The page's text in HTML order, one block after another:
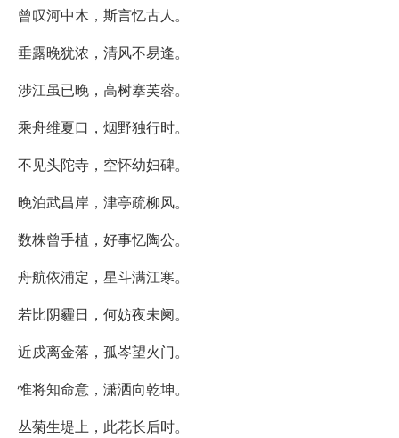
曾叹河中木，斯言忆古人。
垂露晚犹浓，清风不易逢。
涉江虽已晚，高树搴芙蓉。
乘舟维夏口，烟野独行时。
不见头陀寺，空怀幼妇碑。
晚泊武昌岸，津亭疏柳风。
数株曾手植，好事忆陶公。
舟航依浦定，星斗满江寒。
若比阴霾日，何妨夜未阑。
近戍离金落，孤岑望火门。
惟将知命意，潇洒向乾坤。
丛菊生堤上，此花长后时。